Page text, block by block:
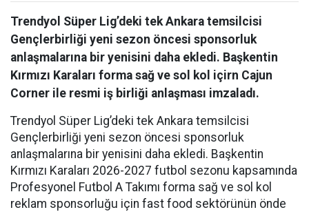
Trendyol Süper Lig’deki tek Ankara temsilcisi
Gençlerbirliği yeni sezon öncesi sponsorluk
anlaşmalarına bir yenisini daha ekledi. Başkentin
Kırmızı Karaları forma sağ ve sol kol içirn Cajun
Corner ile resmi iş birliği anlaşması imzaladı.
Trendyol Süper Lig’deki tek Ankara temsilcisi
Gençlerbirliği yeni sezon öncesi sponsorluk
anlaşmalarına bir yenisini daha ekledi. Başkentin
Kırmızı Karaları 2026-2027 futbol sezonu kapsamında
Profesyonel Futbol A Takımı forma sağ ve sol kol
reklam sponsorluğu için fast food sektörünün önde